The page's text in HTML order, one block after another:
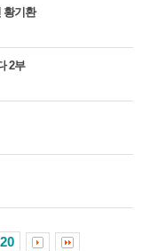
황기환
2부
20